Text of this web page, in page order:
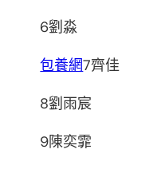
6劉淼
包養網7齊佳
8劉雨宸
9陳奕霏